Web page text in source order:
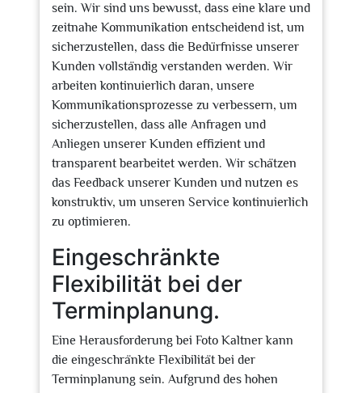
sein. Wir sind uns bewusst, dass eine klare und
zeitnahe Kommunikation entscheidend ist, um
sicherzustellen, dass die Bedürfnisse unserer
Kunden vollständig verstanden werden. Wir
arbeiten kontinuierlich daran, unsere
Kommunikationsprozesse zu verbessern, um
sicherzustellen, dass alle Anfragen und
Anliegen unserer Kunden effizient und
transparent bearbeitet werden. Wir schätzen
das Feedback unserer Kunden und nutzen es
konstruktiv, um unseren Service kontinuierlich
zu optimieren.
Eingeschränkte
Flexibilität bei der
Terminplanung.
Eine Herausforderung bei Foto Kaltner kann
die eingeschränkte Flexibilität bei der
Terminplanung sein. Aufgrund des hohen